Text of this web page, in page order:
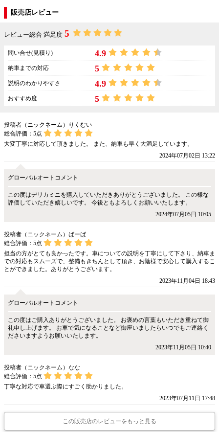
販売店レビュー
レビュー総合 満足度 5
問い合せ(見積り) 4.9
納車までの対応 5
説明のわかりやすさ 4.9
おすすめ度 5
投稿者（ニックネーム）りくむい
総合評価： 5点
大変丁寧に対応して頂きました。 また、納車も早く大満足しています。
2024年07月02日 13:22
グローバルオートコメント
この度はデリカミニを購入していただきありがとうございました。 この様な
評価していただき嬉しいです。 今後ともよろしくお願いいたします。
2024年07月05日 10:05
投稿者（ニックネーム）ばーば
総合評価： 5点
担当の方がとても良かったです。車についての説明を丁寧にして下さり、納車ま
での対応もスムーズで、整備もきちんとして頂き、お陰様で安心して購入するこ
とができました。ありがとうございます。
2023年11月04日 18:43
グローバルオートコメント
この度はご購入ありがとうございました。 お褒めの言葉もいただき重ねて御
礼申し上げます。 お車で気になることなど御座いましたらいつでもご連絡く
ださいますようお願いいたします。
2023年11月05日 10:40
投稿者（ニックネーム）なな
総合評価： 5点
丁寧な対応で車選ぶ際にすごく助かりました。
2023年07月11日 17:48
この販売店のレビューをもっと見る